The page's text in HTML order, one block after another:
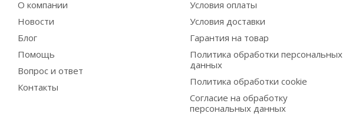
О компании
Новости
Блог
Помощь
Вопрос и ответ
Контакты
Условия оплаты
Условия доставки
Гарантия на товар
Политика обработки персональных
данных
Политика обработки cookie
Согласие на обработку
персональных данных